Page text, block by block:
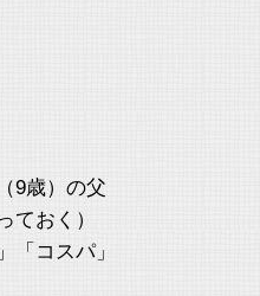
9歳）の父
ておく）
「コスパ」